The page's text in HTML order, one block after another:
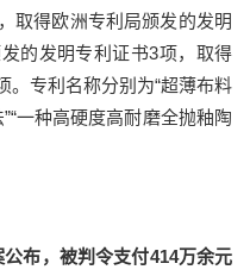
取得欧洲专利局颁发的发明
的发明专利证书3项，取得
。专利名称分别为“超薄布料
一种高硬度高耐磨全抛釉陶
布，被判令支付414万余元